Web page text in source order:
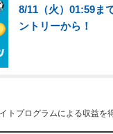
8/11（火）01:59
ントリーから！
トプログラムによる収益を